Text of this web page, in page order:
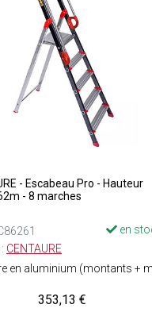
- Escabeau Pro - Hauteur
- 8 marches
en
CENTAURE
353,13 €